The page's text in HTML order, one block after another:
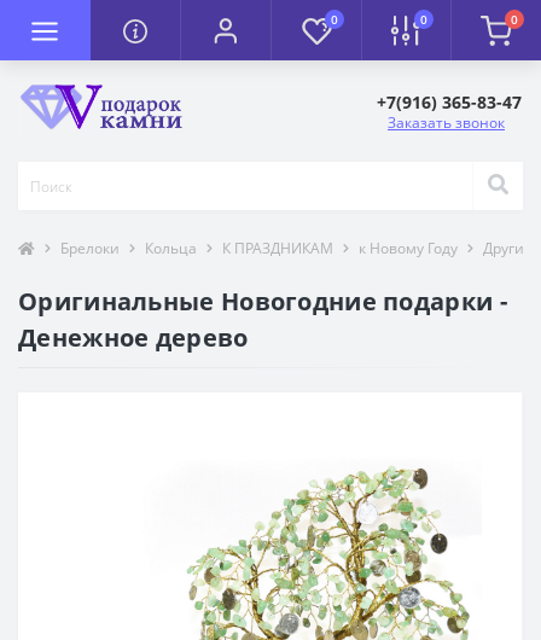
0 0 0
+7(916) 365-83-47
Заказать звонок
Брелоки Кольца К ПРАЗДНИКАМ к Новому Году Другие
Оригинальные Новогодние подарки -
Денежное дерево